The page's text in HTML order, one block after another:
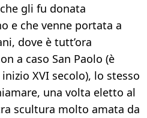
gli fu donata
e che venne portata a
dove è tutt’ora
a caso San Paolo (è
XVI secolo), lo stesso
una volta eletto al
scultura molto amata da